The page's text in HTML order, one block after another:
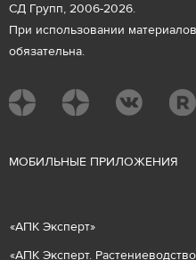
СД Групп, 2006-2026.
При использовании
обязательна.
МОБИЛЬНЫЕ ПРИЛОЖЕНИЯ
«АПК Эксперт»
«АПК Эксперт. Растениеводство